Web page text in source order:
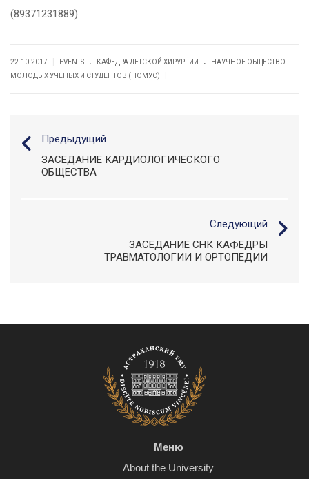
(89371231889)
22.10.2017 EVENTS . КАФЕДРА ДЕТСКОЙ ХИРУРГИИ .
НАУЧНОЕ ОБЩЕСТВО
МОЛОДЫХ УЧЕНЫХ И СТУДЕНТОВ (НОМУС)
Предыдущий
ЗАСЕДАНИЕ КАРДИОЛОГИЧЕСКОГО
ОБЩЕСТВА
Следующий
ЗАСЕДАНИЕ СНК КАФЕДРЫ
ТРАВМАТОЛОГИИ И ОРТОПЕДИИ
Меню
About the University